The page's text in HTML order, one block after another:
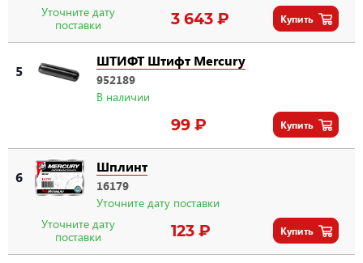
Уточните дату
поставки
3 643 ₽ Купить
5
ШТИФТ Штифт Mercury
952189
В наличии
99 ₽ Купить
6
Шплинт
16179
Уточните дату поставки
Уточните дату
поставки
123 ₽ Купить